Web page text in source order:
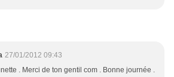
27/01/2012 09:43
. Merci de ton gentil com . Bonne journée .